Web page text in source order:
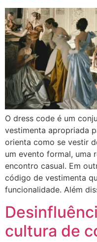
O dress code é um
vestimenta apropriada
orienta como se vestir
um evento formal, uma
encontro casual. Em
código de vestimenta
funcionalidade. Além
cultura de